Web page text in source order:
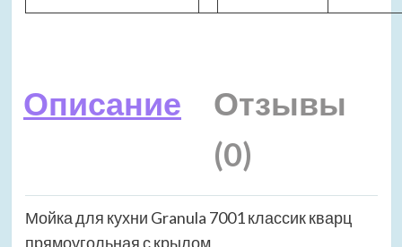
Описание
Отзывы
(0)
Мойка для кухни Granula 7001 классик кварц
прямоугольная с крылом